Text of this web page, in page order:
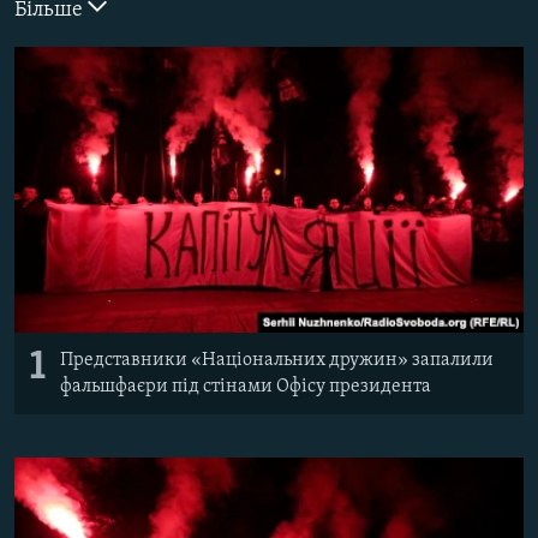
СВІДЧЕННЯ ОКУПАЦІЇ
УКРАЇНСЬКА ПРОБЛЕМА КРИМУ
ІНФОГРАФІКА
Русский
Qırımtatar
ДОЛУЧАЙСЯ!
Усі сайти RFE/RL
Більше
1
Представники «Національних дружин» запалили
фальшфаєри під стінами Офісу президента